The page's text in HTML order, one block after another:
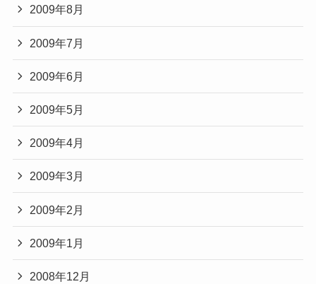
2009年8月
2009年7月
2009年6月
2009年5月
2009年4月
2009年3月
2009年2月
2009年1月
2008年12月